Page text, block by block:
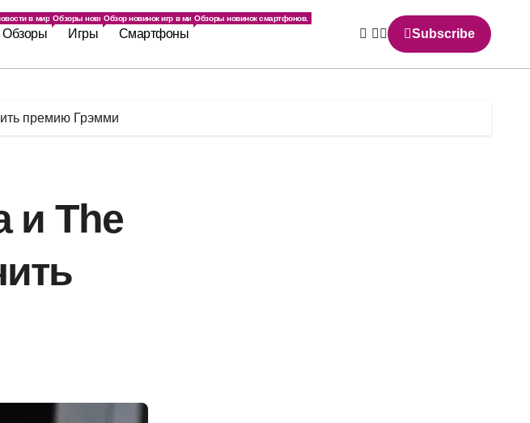
в мире. Последние IT новинки.
Обзоры
Обзоры новинок IT индустрии.
Игры
Обзор новинок игр в мире.
Смартфоны
Обзоры новинок смартфонов.
Subscribe
премию Грэмми
и The